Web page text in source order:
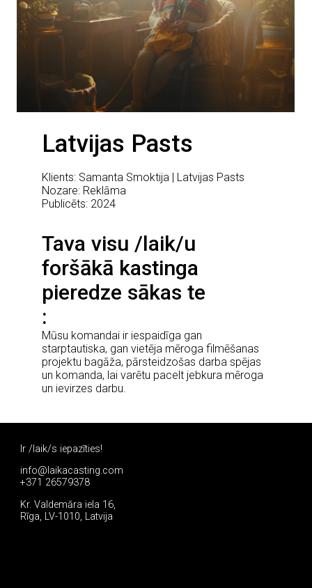
Latvijas Pasts
Klients: Samanta Smoktija | Latvijas Pasts
Nozare: Reklāma
Publicēts: 2024
Tava visu /laik/u
foršākā kastinga
pieredze sākas te
Mūsu komandai ir iespaidīga gan
starptautiska, gan vietēja mēroga filmēšanas
projektu bagāža, pārsteidzošas darba spējas
un komanda, lai varētu pacelt jebkura mēroga
un ievirzes darbu.
Ir /laik/s iepazīties!
info@laikacasting.com
+371 26579378
Kr. Valdemāra iela 16,
Rīga, LV-1010, Latvija